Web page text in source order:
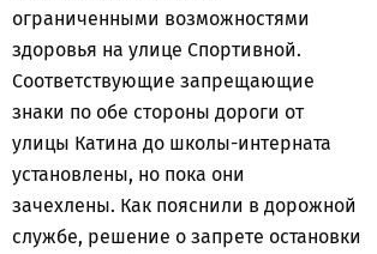
ограниченными возможностями
здоровья на улице Спортивной.
Соответствующие запрещающие
знаки по обе стороны дороги от
улицы Катина до школы-интерната
установлены, но пока они
зачехлены. Как пояснили в дорожной
службе, решение о запрете остановки